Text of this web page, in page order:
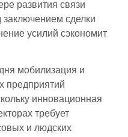
развития связи
сделки
усилий сэкономит
мобилизация и
предприятий
инновационная
требует
и людских